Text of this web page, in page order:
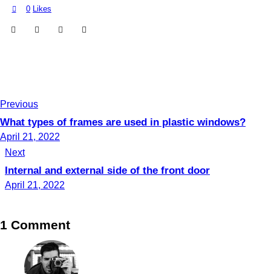
0 Likes
Previous
What types of frames are used in plastic windows?
April 21, 2022
Next
Internal and external side of the front door
April 21, 2022
1 Comment